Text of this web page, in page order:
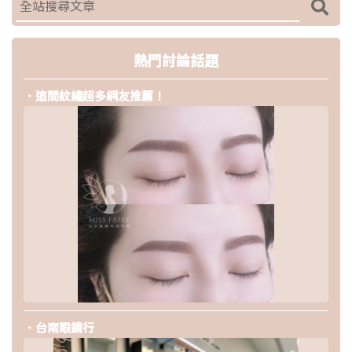
熱門討論話題
．這間紋繡超多網友推薦！
．台南眼鏡行